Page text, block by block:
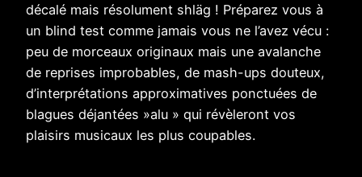
décalé mais résolument shläg ! Préparez vous à
un blind test comme jamais vous ne l’avez vécu :
peu de morceaux originaux mais une avalanche
de reprises improbables, de mash-ups douteux,
d’interprétations approximatives ponctuées de
blagues déjantées »alu » qui révèleront vos
plaisirs musicaux les plus coupables.